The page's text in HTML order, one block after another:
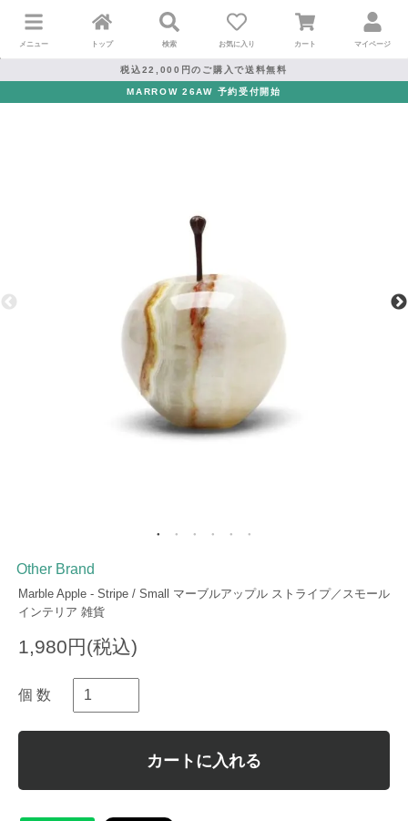
メニュー トップ 検索 お気に入り カート マイページ
税込22,000円のご購入で送料無料
MARROW 26AW 予約受付開始
Other Brand
Marble Apple - Stripe / Small マーブルアップル ストライプ／スモール
インテリア 雑貨
1,980円(税込)
個 数
カートに入れる